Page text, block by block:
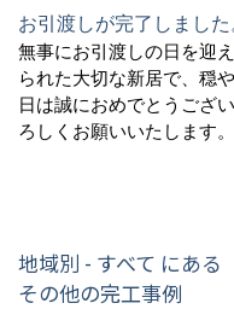
お引渡しが完了しました
無事にお引渡しの日を迎
られた大切な新居で、穏
日は誠におめでとうござ
ろしくお願いいたします。
地域別 - すべて にある
その他の完工事例